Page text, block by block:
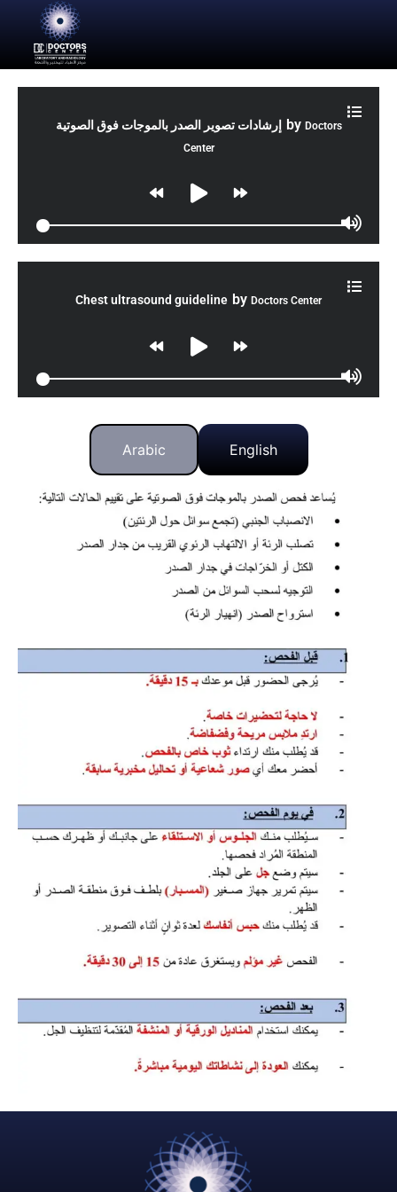
إرشادات تصوير الصدر بالموجات فوق الصوتية by Doctors
Center
Chest ultrasound guideline by Doctors Center
Arabic English